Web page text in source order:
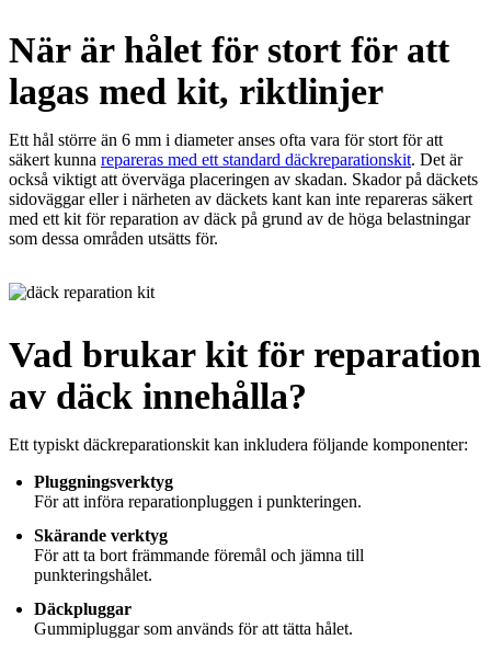
När är hålet för stort för att
lagas med kit, riktlinjer
Ett hål större än 6 mm i diameter anses ofta vara för stort för att
säkert kunna repareras med ett standard däckreparationskit. Det är
också viktigt att överväga placeringen av skadan. Skador på däckets
sidoväggar eller i närheten av däckets kant kan inte repareras säkert
med ett kit för reparation av däck på grund av de höga belastningar
som dessa områden utsätts för.
Vad brukar kit för reparation
av däck innehålla?
Ett typiskt däckreparationskit kan inkludera följande komponenter:
Pluggningsverktyg
För att införa reparationpluggen i punkteringen.
Skärande verktyg
För att ta bort främmande föremål och jämna till
punkteringshålet.
Däckpluggar
Gummipluggar som används för att tätta hålet.